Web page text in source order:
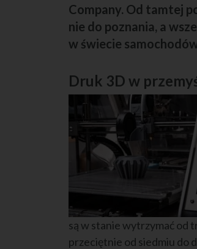
Company. Od tamtej
nie do poznania, a
w świecie
Druk 3D w
są w stanie wytrzymać od
przeciętnie od siedmiu do